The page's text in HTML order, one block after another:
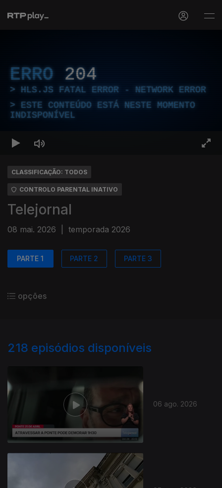
ERRO 204
HLS.JS FATAL ERROR - NETWORK ERROR
ESTE CONTEÚDO ESTÁ NESTE MOMENTO
INDISPONÍVEL
CLASSIFICAÇÃO: TODOS
CONTROLO PARENTAL INATIVO
Telejornal
08 mai. 2026 temporada 2026
PARTE 1 PARTE 2 PARTE 3
opções
218 episódios disponíveis
06 ago. 2026